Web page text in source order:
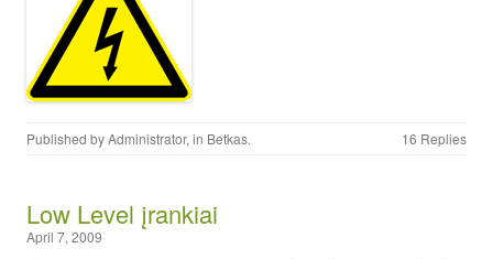
Published byAdministrator, in Betkas. 16 Replies
Low Level įrankiai
April 7, 2009